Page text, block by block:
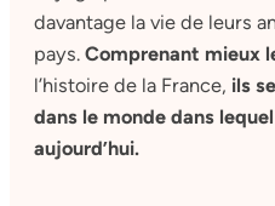
davantage la vie de leurs
pays. Comprenant mieux
l’histoire de la France, ils
dans le monde dans
aujourd’hui.